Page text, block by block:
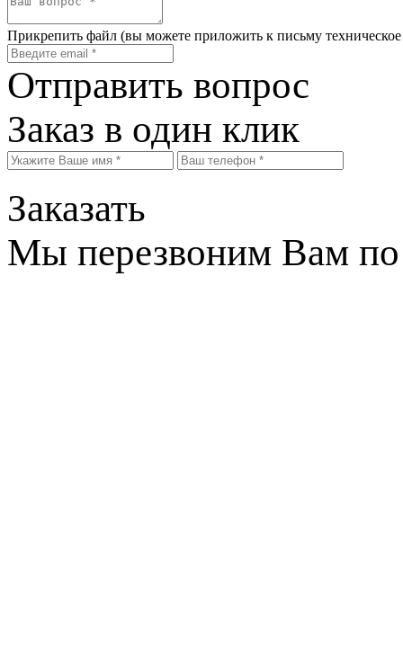
Прикрепить файл (вы можете приложить к письму
Отправить вопрос
Заказ в один клик
Заказать
Мы перезвоним Вам по